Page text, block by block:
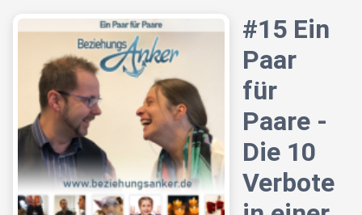
#15 Ein
Paar
für
Paare -
Die 10
Verbote